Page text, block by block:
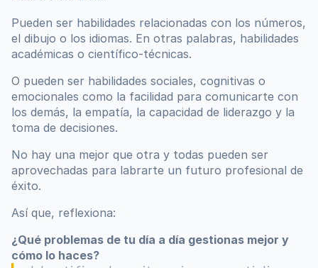
Pueden ser habilidades relacionadas con los números,
el dibujo o los idiomas. En otras palabras, habilidades
académicas o científico-técnicas.
O pueden ser habilidades sociales, cognitivas o
emocionales como la facilidad para comunicarte con
los demás, la empatía, la capacidad de liderazgo y la
toma de decisiones.
No hay una mejor que otra y todas pueden ser
aprovechadas para labrarte un futuro profesional de
éxito.
Así que, reflexiona:
¿Qué problemas de tu día a día gestionas mejor y
cómo lo haces?